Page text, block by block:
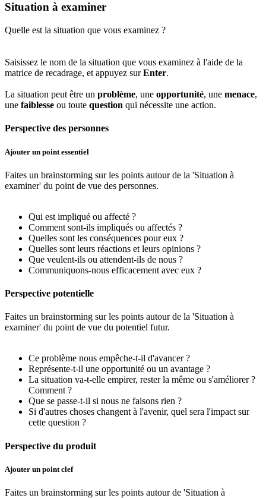
Situation à examiner
Quelle est la situation que vous examinez ?
Saisissez le nom de la situation que vous examinez à l'aide de la
matrice de recadrage, et appuyez surEnter.
La situation peut être un problème, une opportunité, une menace,
une faiblesse ou toute question qui nécessite une action.
Perspective des personnes
Ajouter un point essentiel
Faites un brainstorming sur les points autour de la 'Situation à
examiner' du point de vue des personnes.
Qui est impliqué ou affecté ?
Comment sont-ils impliqués ou affectés ?
Quelles sont les conséquences pour eux ?
Quelles sont leurs réactions et leurs opinions ?
Que veulent-ils ou attendent-ils de nous ?
Communiquons-nous efficacement avec eux ?
Perspective potentielle
Faites un brainstorming sur les points autour de la 'Situation à
examiner' du point de vue du potentiel futur.
Ce problème nous empêche-t-il d'avancer ?
Représente-t-il une opportunité ou un avantage ?
La situation va-t-elle empirer, rester la même ou s'améliorer ?
Comment ?
Que se passe-t-il si nous ne faisons rien ?
Si d'autres choses changent à l'avenir, quel sera l'impact sur
cette question ?
Perspective du produit
Ajouter un point clef
Faites un brainstorming sur les points autour de 'Situation à